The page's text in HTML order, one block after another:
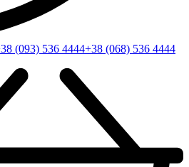
(093) 536 4444+38 (068) 536 4444